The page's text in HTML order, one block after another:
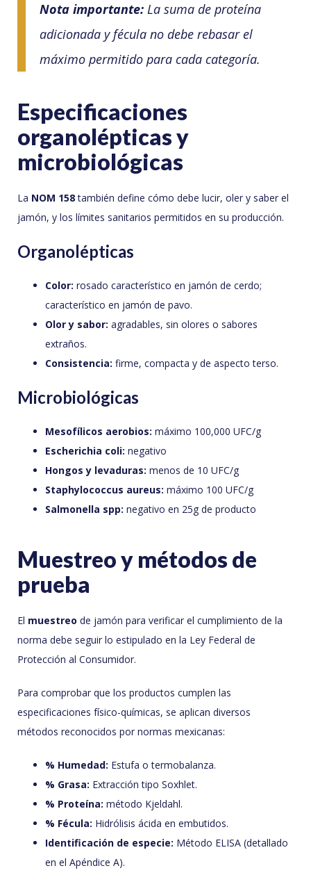
Nota importante: La suma de proteína
adicionada y fécula no debe rebasar el
máximo permitido para cada categoría.
Especificaciones
organolépticas y
microbiológicas
La NOM 158también define cómo debe lucir, oler y saber el
jamón, y los límites sanitarios permitidos en su producción.
Organolépticas
Color: rosado característico en jamón de cerdo;
característico en jamón de pavo.
Olor y sabor: agradables, sin olores o sabores
extraños.
Consistencia: firme, compacta y de aspecto terso.
Microbiológicas
Mesofílicos aerobios: máximo 100,000 UFC/g
Escherichia coli: negativo
Hongos y levaduras: menos de 10 UFC/g
Staphylococcus aureus: máximo 100 UFC/g
Salmonella spp: negativo en 25g de producto
Muestreo y métodos de
prueba
El muestreo de jamón para verificar el cumplimiento de la
norma debe seguir lo estipulado en la Ley Federal de
Protección al Consumidor.
Para comprobar que los productos cumplen las
especificaciones físico-químicas, se aplican diversos
métodos reconocidos por normas mexicanas:
% Humedad: Estufa o termobalanza.
% Grasa: Extracción tipo Soxhlet.
% Proteína: método Kjeldahl.
% Fécula: Hidrólisis ácida en embutidos.
Identificación de especie: Método ELISA (detallado
en el Apéndice A).